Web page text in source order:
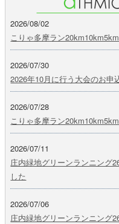
2026/08/02
こりゃ多摩ラン
2026/07/30
2026年10月に行う大会のお申
2026/07/28
こりゃ多摩ラン
2026/07/11
庄内緑地グリーンランニング
した
2026/07/06
庄内緑地グリーンランニング